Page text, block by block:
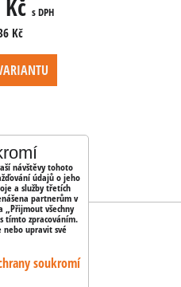
s DPH
Kč
návštěvy tohoto
údajů o jeho
a služby třetích
partnerům v
„Přijmout všechny
tímto zpracováním.
upravit své
soukromí